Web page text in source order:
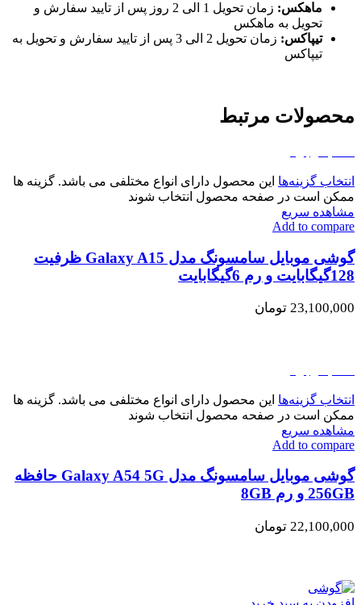
ماهکس:
زمان تحویل 1 الی 2 روز پس از تایید سفارش و
تحویل به ماهکس
تیپاکس:
زمان تحویل 2 الی 3 پس از تایید سفارش و تحویل به
تیپاکس
محصولات مرتبط
انتخاب گزینه‌ها این محصول دارای انواع مختلفی می باشد. گزینه ها
ممکن است در صفحه محصول انتخاب شوند
مشاهده سریع
Add to compare
گوشی موبایل سامسونگ مدل Galaxy A15 ظرفیت
128گیگابایت و رم 6گیگابایت
23,100,000 تومان
انتخاب گزینه‌ها این محصول دارای انواع مختلفی می باشد. گزینه ها
ممکن است در صفحه محصول انتخاب شوند
مشاهده سریع
Add to compare
گوشی موبایل سامسونگ مدل Galaxy A54 5G حافظه
256GB و رم 8GB
22,100,000 تومان